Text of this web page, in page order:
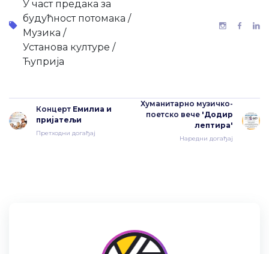
У част предака за
будућност потомака /
Музика /
Установа културе /
Ћуприја
Концерт Емилиа и
пријатељи
Претходни догађај
Хуманитарно музичко-
поетско вече 'Додир
лептира'
Наредни догађај